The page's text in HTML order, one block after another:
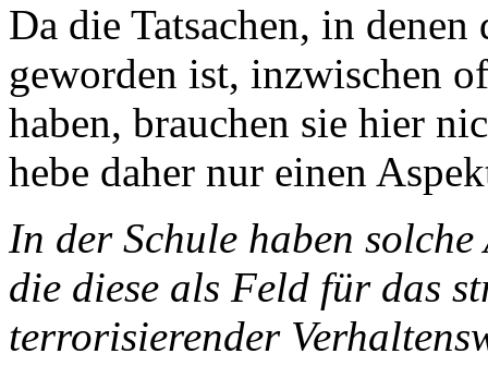
Da die Tatsachen, in
geworden ist, inzwischen
haben, brauchen sie hier
hebe daher nur einen
In der Schule haben
die diese als Feld für das
terrorisierender